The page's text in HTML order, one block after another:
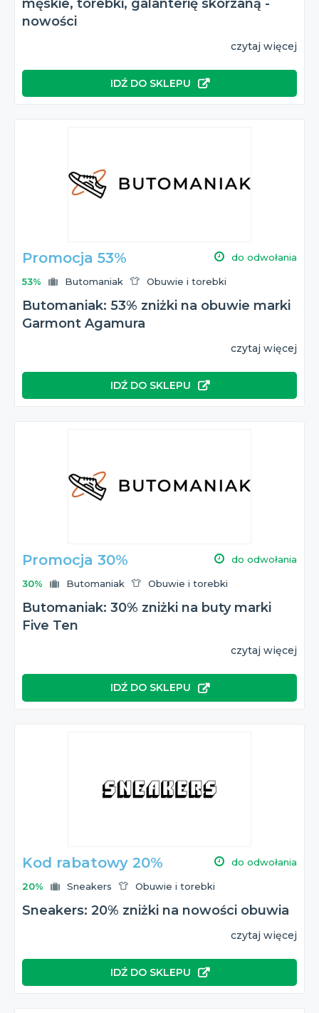
męskie, torebki, galanterię skórzaną -
nowości
czytaj więcej
IDŹ DO SKLEPU
Promocja 53% do odwołania
53% Butomaniak Obuwie i torebki
Butomaniak: 53% zniżki na obuwie marki
Garmont Agamura
czytaj więcej
IDŹ DO SKLEPU
Promocja 30% do odwołania
30% Butomaniak Obuwie i torebki
Butomaniak: 30% zniżki na buty marki
Five Ten
czytaj więcej
IDŹ DO SKLEPU
Kod rabatowy 20% do odwołania
20% Sneakers Obuwie i torebki
Sneakers: 20% zniżki na nowości obuwia
czytaj więcej
IDŹ DO SKLEPU